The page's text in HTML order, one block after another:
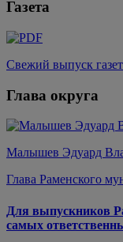
Газета
Свежий выпуск
Глава округа
Малышев Эдуард
Глава Раменского
Для выпускников
самых